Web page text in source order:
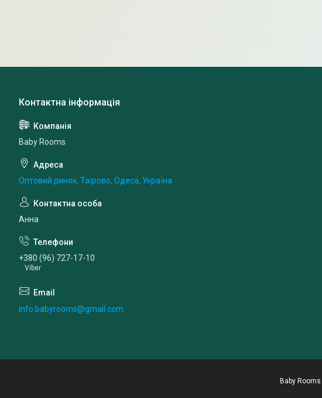
Baby Rooms
Оптовий ринок, Таїрово, Одеса, Україна
Анна
+380 (96) 727-17-10
Viber
info.babyrooms@gmail.com